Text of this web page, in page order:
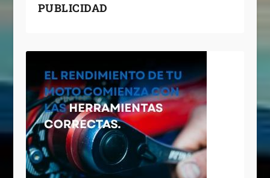
PUBLICIDAD